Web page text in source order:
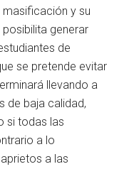
y su
generar
de
se pretende evitar
llevando a
de baja calidad,
si todas las
a lo
a las